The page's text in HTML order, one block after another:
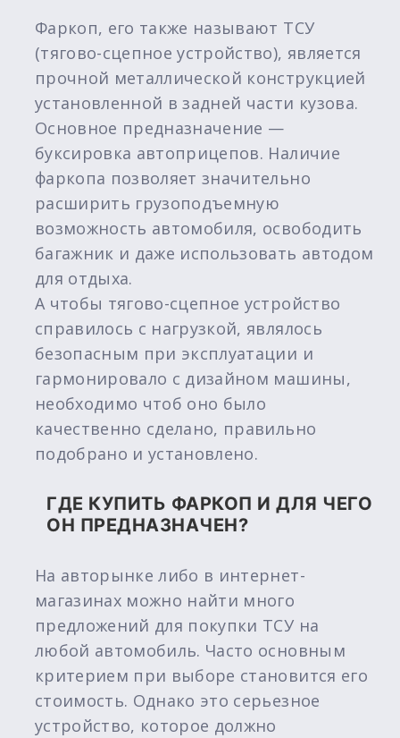
Фаркоп, его также называют ТСУ
(тягово-сцепное устройство), является
прочной металлической конструкцией
установленной в задней части кузова.
Основное предназначение —
буксировка автоприцепов. Наличие
фаркопа позволяет значительно
расширить грузоподъемную
возможность автомобиля, освободить
багажник и даже использовать автодом
для отдыха.
А чтобы тягово-сцепное устройство
справилось с нагрузкой, являлось
безопасным при эксплуатации и
гармонировало с дизайном машины,
необходимо чтоб оно было
качественно сделано, правильно
подобрано и установлено.
ГДЕ КУПИТЬ ФАРКОП И ДЛЯ ЧЕГО
ОН ПРЕДНАЗНАЧЕН?
На авторынке либо в интернет-
магазинах можно найти много
предложений для покупки ТСУ на
любой автомобиль. Часто основным
критерием при выборе становится его
стоимость. Однако это серьезное
устройство, которое должно